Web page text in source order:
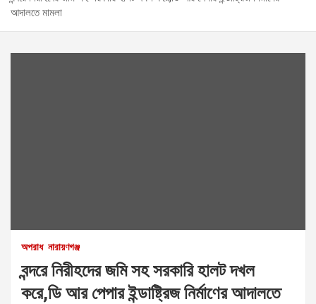
আদালতে মামলা
অপরাধ নারায়ণগঞ্জ
বন্দরে নিরীহদের জমি সহ সরকারি হালট দখল
করে,ডি আর পেপার ইন্ডাষ্ট্রিজ নির্মাণের আদালতে